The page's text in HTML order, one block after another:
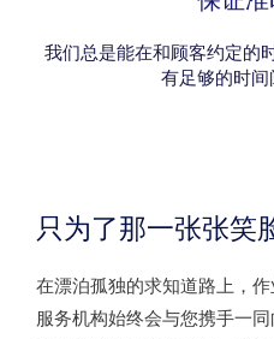
我们总是能在和顾客约定的
有足够的时间
只为了那一张张笑
在漂泊孤独的求知道路上，
服务机构始终会与您携手一